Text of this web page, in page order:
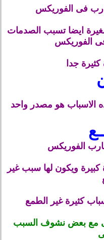
فى الفوريكس
ايضا تسبب الصدمات
الفوريكس
جدا
الاسباب هو مصدر واحد
الفوريكس
ويكون لها سبب غير
كثيرة غير الطمع
مع بعض نشوف السبب